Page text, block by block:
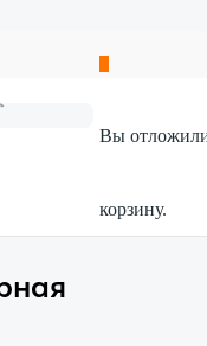
Вы
корзину.
87